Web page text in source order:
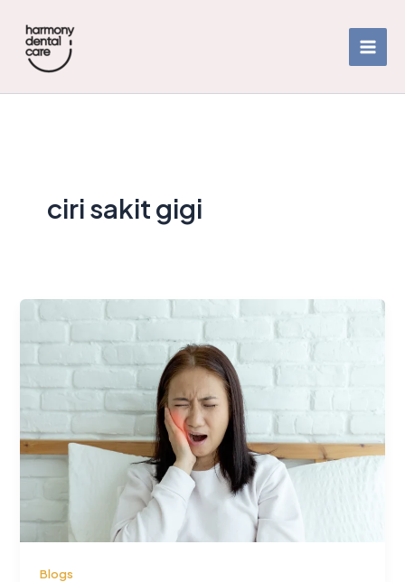
content
ciri sakit gigi
Blogs